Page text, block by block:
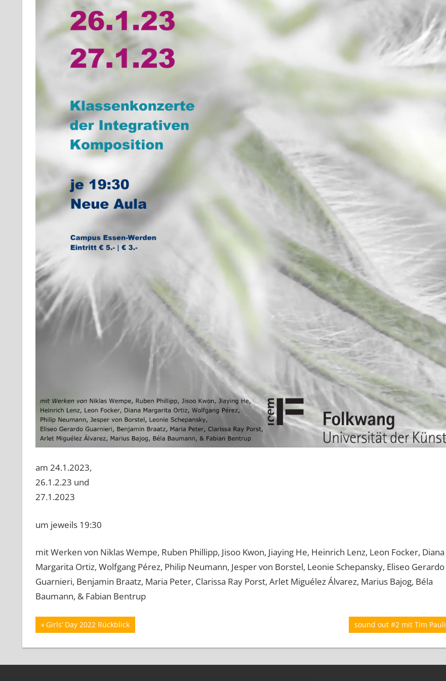
am 24.1.2023,
26.1.2.23 und
27.1.2023
um jeweils 19:30
mit Werken von Niklas Wempe, Ruben Phillipp, Jisoo Kwon, Jiaying He, Heinrich Lenz, Leon Focker, Diana
Margarita Ortiz, Wolfgang Pérez, Philip Neumann, Jesper von Borstel, Leonie Schepansky, Eliseo Gerardo
Guarnieri, Benjamin Braatz, Maria Peter, Clarissa Ray Porst, Arlet Miguélez Álvarez, Marius Bajog, Béla
Baumann, & Fabian Bentrup
Beitrags-
Navigation
Vorheriger
Beitrag:
Girls‘ Day 2022 Rückblick
Nächster
Beitrag:
sound out #2 mit Tim Pauli